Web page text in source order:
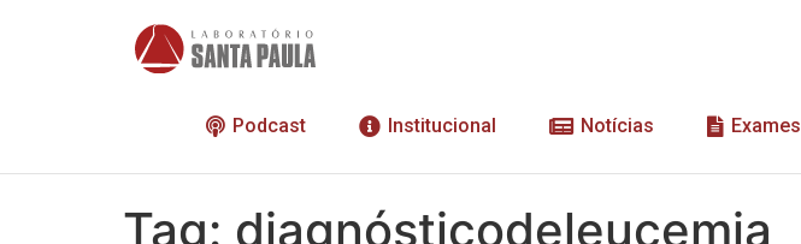
Podcast Institucional Notícias Exames
Tag: diagnósticodeleucemia